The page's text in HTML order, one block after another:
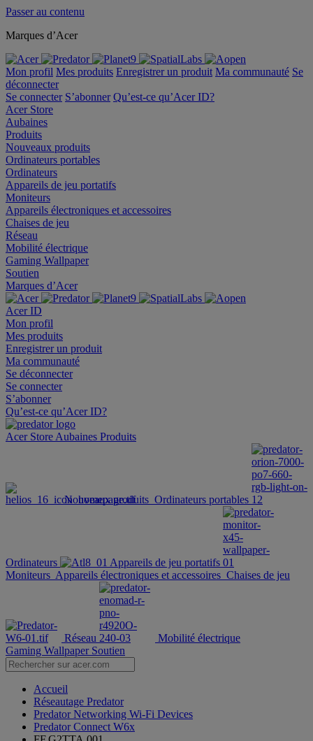
Passer au contenu
Marques d’Acer
Mon profil Mes produits Enregistrer un produit Ma communauté Se
déconnecter
Se connecter S’abonner Qu’est-ce qu’Acer ID?
Acer Store
Aubaines
Produits
Nouveaux produits
Ordinateurs portables
Ordinateurs
Appareils de jeu portatifs
Moniteurs
Appareils électroniques et accessoires
Chaises de jeu
Réseau
Mobilité électrique
Gaming Wallpaper
Soutien
Marques d’Acer
Acer ID
Mon profil
Mes produits
Enregistrer un produit
Ma communauté
Se déconnecter
Se connecter
S’abonner
Qu’est-ce qu’Acer ID?
Acer Store Aubaines Produits
Nouveaux produits Ordinateurs portables
Ordinateurs
Appareils de jeu portatifs
Moniteurs Appareils électroniques et accessoires Chaises de jeu
Réseau
Mobilité électrique
Gaming Wallpaper Soutien
Accueil
Réseautage Predator
Predator Networking Wi-Fi Devices
Predator Connect W6x